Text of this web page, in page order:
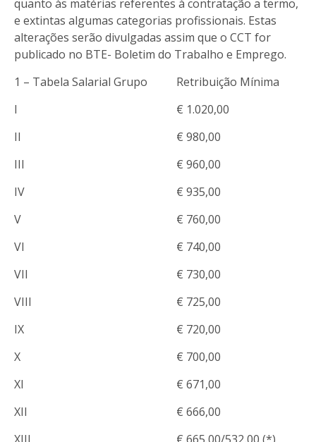
quanto às matérias referentes à contratação a termo,
e extintas algumas categorias profissionais. Estas
alterações serão divulgadas assim que o CCT for
publicado no BTE- Boletim do Trabalho e Emprego.
1 – Tabela Salarial Grupo
Retribuição Mínima
I
€ 1.020,00
II
€ 980,00
III
€ 960,00
IV
€ 935,00
V
€ 760,00
VI
€ 740,00
VII
€ 730,00
VIII
€ 725,00
IX
€ 720,00
X
€ 700,00
XI
€ 671,00
XII
€ 666,00